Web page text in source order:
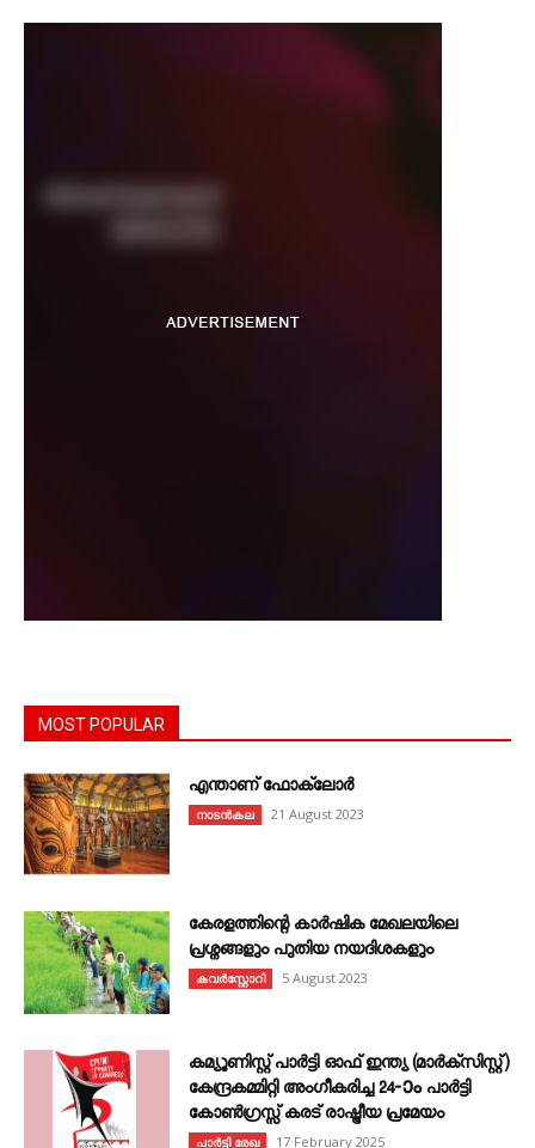
MOST POPULAR
എന്താണ്‌ ഫോക്‌ലോർ
നാടൻകല 21 August 2023
കേരളത്തിന്റെ കാർഷിക മേഖലയിലെ
പ്രശ്നങ്ങളും പുതിയ നയദിശകളും
കവര്‍സ്റ്റോറി 5 August 2023
കമ്യൂണിസ്റ്റ് പാർട്ടി ഓഫ് ഇന്ത്യ (മാർക്സിസ്റ്റ്)
കേന്ദ്രകമ്മിറ്റി അംഗീകരിച്ച 24‐ാം പാർട്ടി
കോൺഗ്രസ്സ് കരട് രാഷ്ട്രീയ പ്രമേയം
പാർട്ടി രേഖ 17 February 2025